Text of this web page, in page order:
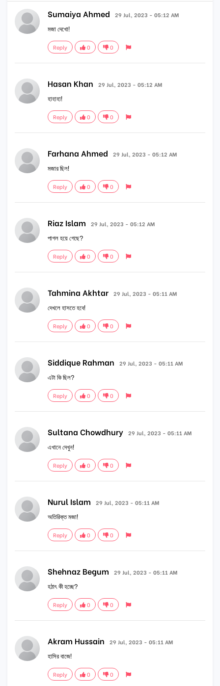
Sumaiya Ahmed 29 Jul, 2023 - 05:12 AM
মজা দেখো!
Reply 0 0
Hasan Khan 29 Jul, 2023 - 05:12 AM
হাহাহা!
Reply 0 0
Farhana Ahmed 29 Jul, 2023 - 05:12 AM
মজার ছিল!
Reply 0 0
Riaz Islam 29 Jul, 2023 - 05:12 AM
পাগল হয়ে গেছে?
Reply 0 0
Tahmina Akhtar 29 Jul, 2023 - 05:11 AM
দেখলে হাসতে হবে!
Reply 0 0
Siddique Rahman 29 Jul, 2023 - 05:11 AM
এটা কি ছিল?
Reply 0 0
Sultana Chowdhury 29 Jul, 2023 - 05:11 AM
এখানে দেখুন!
Reply 0 0
Nurul Islam 29 Jul, 2023 - 05:11 AM
অতিরিক্ত মজা!
Reply 0 0
Shehnaz Begum 29 Jul, 2023 - 05:11 AM
হঠাৎ কী হচ্ছে?
Reply 0 0
Akram Hussain 29 Jul, 2023 - 05:11 AM
হাসির বাজে!
Reply 0 0